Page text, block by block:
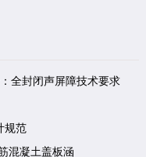
全封闭声屏障技术要求
规范
混凝土盖板涵